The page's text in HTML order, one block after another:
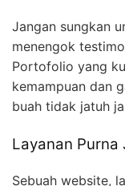
Jangan sungkan
menengok
Portofolio yang
kemampuan dan
buah tidak jatuh
Layanan Purna
Sebuah website,